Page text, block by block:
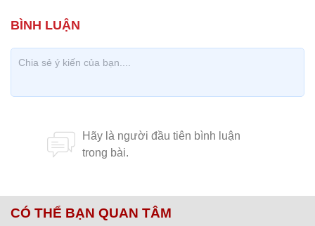
CÓ THỂ BẠN QUAN TÂM